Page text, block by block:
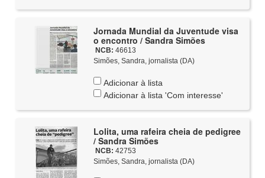
Jornada Mundial da Juventude visa
o encontro / Sandra Simões
NCB: 46613
Simões, Sandra, jornalista (DA)
Adicionar à lista
Adicionar à lista 'Com interesse'
Lolita, uma rafeira cheia de pedigree
/ Sandra Simões
NCB: 42753
Simões, Sandra, jornalista (DA)